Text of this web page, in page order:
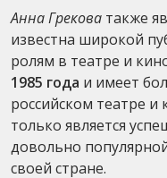
Анна Грекова также
известна широкой
ролям в театре и
1985 года и имеет
российском театре и
только является
довольно
своей стране.